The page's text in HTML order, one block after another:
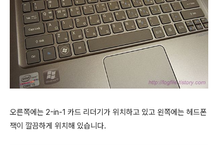
오른쪽에는 2-in-1 카드 리더기가 위치하고 있고 왼쪽에는 헤드폰
잭이 깔끔하게 위치해 있습니다.